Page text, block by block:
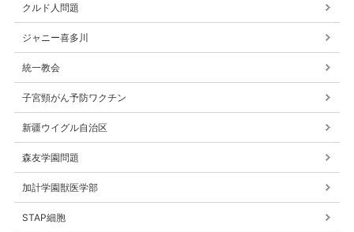
クルド人問題
ジャニー喜多川
統一教会
子宮頸がん予防ワクチン
新疆ウイグル自治区
森友学園問題
加計学園獣医学部
STAP細胞